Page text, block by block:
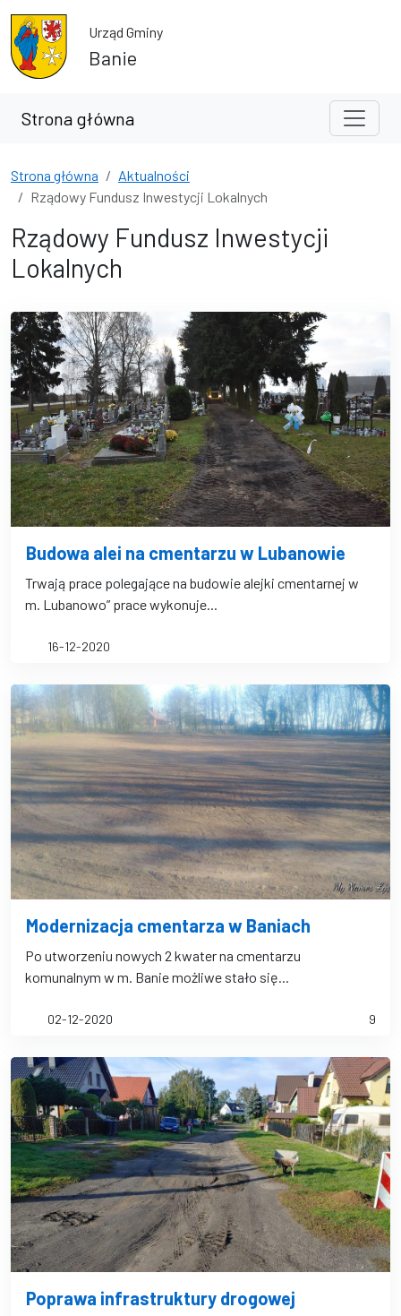
Przejdź do treści
Przejdź do wyszukiwarki
Urząd Gminy
Banie
Strona główna
Strona główna
Aktualności
Rządowy Fundusz Inwestycji Lokalnych
Rządowy Fundusz Inwestycji
Lokalnych
Budowa alei na cmentarzu w Lubanowie
Trwają prace polegające na budowie alejki cmentarnej w
m. Lubanowo” prace wykonuje...
16-12-2020
Modernizacja cmentarza w Baniach
Po utworzeniu nowych 2 kwater na cmentarzu
komunalnym w m. Banie możliwe stało się...
02-12-2020 9
Poprawa infrastruktury drogowej